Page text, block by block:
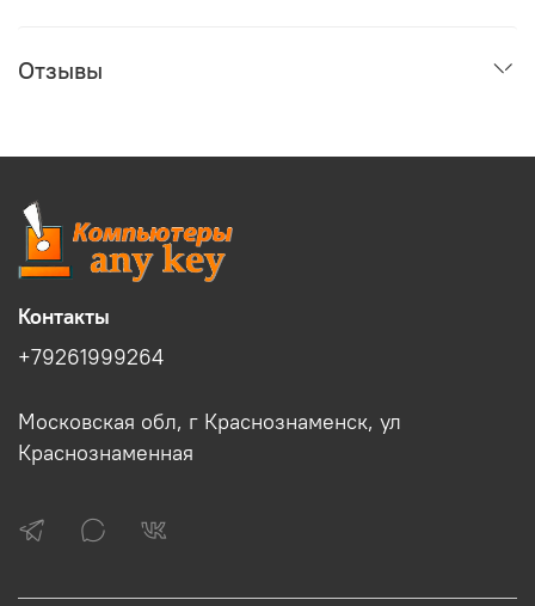
Отзывы
Контакты
+79261999264
Московская обл, г Краснознаменск, ул
Краснознаменная